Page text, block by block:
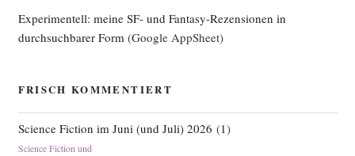
Experimentell: meine SF- und Fantasy-Rezensionen in
durchsuchbarer Form(Google AppSheet)
FRISCH KOMMENTIERT
Science Fiction im Juni (und Juli) 2026 (1)
Science Fiction und